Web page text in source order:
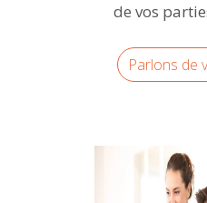
de vos
Parlons de